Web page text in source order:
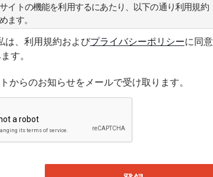
イトの機能を利用するにあたり、以下の通り利用規約
ます。
規約の範囲）
員）
の会員は、機関投資家や金融機関の役職員、事業会社の
ジネスに携わる企業や官公庁、研究機関などの役職員
していることを条件とし、登録の申し込みを行うには
や本規約に違反するおそれがある場合には、当社は会員
は、利用規約およびプライバシーポリシーに同
す。
からのお知らせをメールで受け取ります。